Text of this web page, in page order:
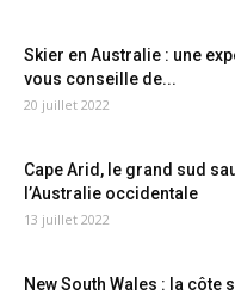
Skier en Australie : une
vous conseille de...
20 juillet 2022
Cape Arid, le grand sud
l’Australie occidentale
13 juillet 2022
New South Wales : la côte